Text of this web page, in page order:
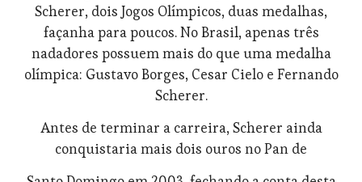
Scherer, dois Jogos Olímpicos, duas medalhas,
façanha para poucos. No Brasil, apenas três
nadadores possuem mais do que uma medalha
olímpica: Gustavo Borges, Cesar Cielo e Fernando
Scherer.
Antes de terminar a carreira, Scherer ainda
conquistaria mais dois ouros no Pan de